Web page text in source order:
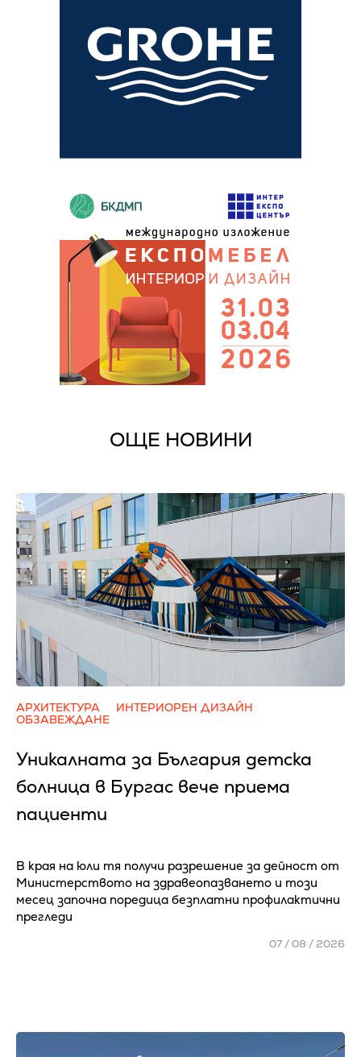
ОЩЕ НОВИНИ
АРХИТЕКТУРА
ИНТЕРИОРЕН ДИЗАЙН
ОБЗАВЕЖДАНЕ
Уникалната за България детска
болница в Бургас вече приема
пациенти
В края на юли тя получи разрешение за дейност от
Министерството на здравеопазването и този
месец започна поредица безплатни профилактични
прегледи
07 / 08 / 2026